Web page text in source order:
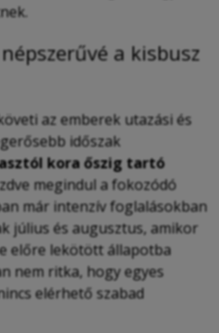
a kisbusz
az emberek utazási és
időszak
kora őszig tartó
megindul a fokozódó
már intenzív foglalásokban
július és augusztus, amikor
előre lekötött állapotba
nem ritka, hogy egyes
elérhető szabad